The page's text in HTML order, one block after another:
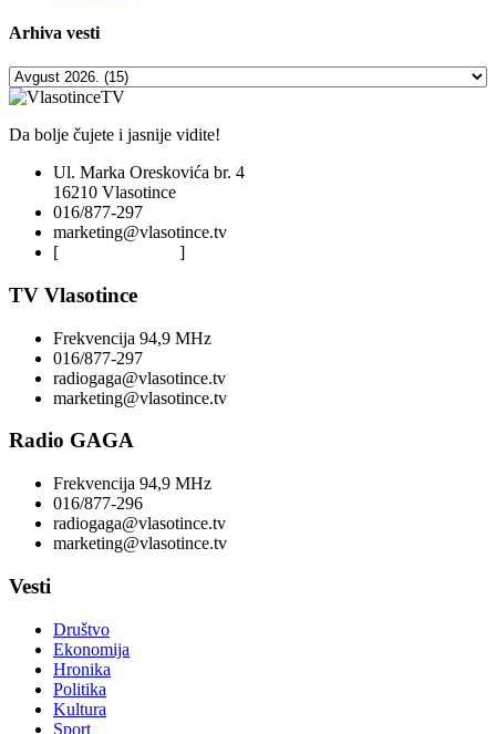
Arhiva vesti
Da bolje čujete i jasnije vidite!
Ul. Marka Oreskovića br. 4
16210 Vlasotince
016/877-297
marketing@vlasotince.tv
[
]
TV Vlasotince
Frekvencija 94,9 MHz
016/877-297
radiogaga@vlasotince.tv
marketing@vlasotince.tv
Radio GAGA
Frekvencija 94,9 MHz
016/877-296
radiogaga@vlasotince.tv
marketing@vlasotince.tv
Vesti
Društvo
Ekonomija
Hronika
Politika
Kultura
Sport